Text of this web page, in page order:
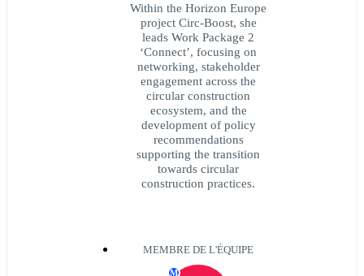
Within the Horizon Europe
project Circ-Boost, she
leads Work Package 2
‘Connect’, focusing on
networking, stakeholder
engagement across the
circular construction
ecosystem, and the
development of policy
recommendations
supporting the transition
towards circular
construction practices.
MEMBRE DE L'ÉQUIPE
M